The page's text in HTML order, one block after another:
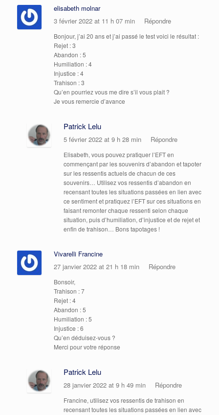
elisabeth molnar
3 février 2022 at 11 h 07 min
Répondre
Bonjour, j’ai 20 ans et j’ai passé le test voici le résultat :
Rejet : 3
Abandon : 5
Humiliation : 4
Injustice : 4
Trahison : 3
Qu’en pourriez vous me dire s’il vous plait ?
Je vous remercie d’avance
Patrick Lelu
5 février 2022 at 9 h 28 min Répondre
Elisabeth, vous pouvez pratiquer l’EFT en
commençant par les souvenirs d’abandon et tapoter
sur les ressentis actuels de chacun de ces
souvenirs… Utilisez vos ressentis d’abandon en
recensant toutes les situations passées en lien avec
ce sentiment et pratiquez l’EFT sur ces situations en
faisant remonter chaque ressenti selon chaque
situation, puis d’humiliation, d’injustice et de rejet et
enfin de trahison… Bons tapotages !
Vivarelli Francine
27 janvier 2022 at 21 h 18 min
Répondre
Bonsoir,
Trahison : 7
Rejet : 4
Abandon : 5
Humiliation : 5
Injustice : 6
Qu’en déduisez-vous ?
Merci pour votre réponse
Patrick Lelu
28 janvier 2022 at 9 h 49 min Répondre
Francine, utilisez vos ressentis de trahison en
recensant toutes les situations passées en lien avec